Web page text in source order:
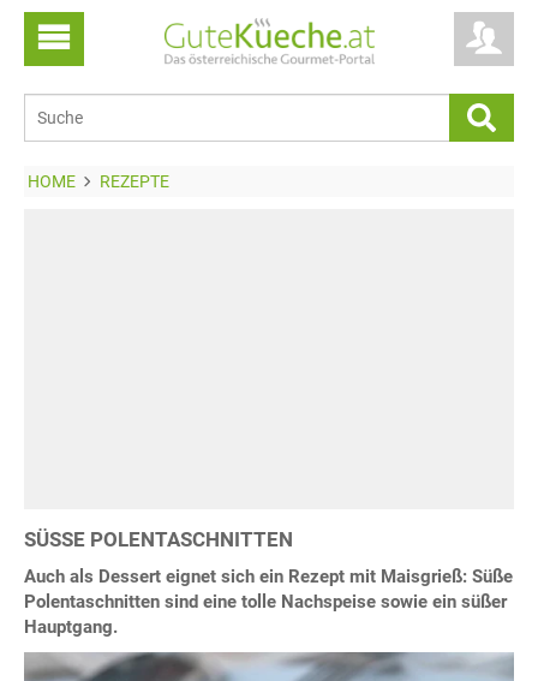
HOME REZEPTE
SÜSSE POLENTASCHNITTEN
Auch als Dessert eignet sich ein Rezept mit Maisgrieß: Süße
Polentaschnitten sind eine tolle Nachspeise sowie ein süßer
Hauptgang.